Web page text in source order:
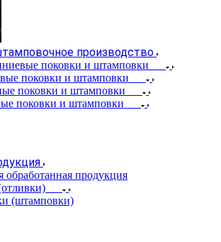
производство
поковки и штамповки
поковки и штамповки
поковки и штамповки
поковки и штамповки
обработанная продукция
(штамповки)